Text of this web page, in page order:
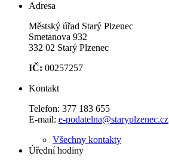
Adresa
Městský úřad Starý Plzenec
Smetanova 932
332 02 Starý Plzenec
IČ: 00257257
Kontakt
Telefon: 377 183 655
E-mail: e-podatelna@staryplzenec.cz
Všechny kontakty
Úřední hodiny